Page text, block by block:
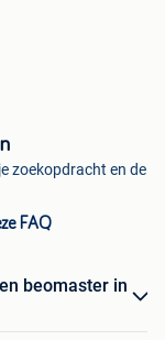
zoekopdracht en de
FAQ
beomaster in